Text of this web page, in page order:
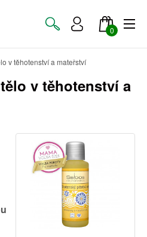
0
v těhotenství a mateřství
v těhotenství a